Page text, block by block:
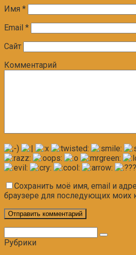
Имя *
Email *
Сайт
Комментарий
Сохранить моё имя, email и
браузере для последующих моих
Рубрики